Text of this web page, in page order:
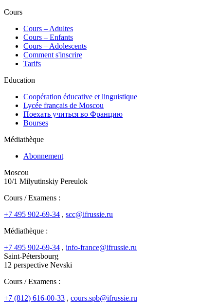
Cours
Сours – Adultes
Cours – Enfants
Cours – Adolescents
Comment s'inscrire
Tarifs
Education
Coopération éducative et linguistique
Lycée français de Moscou
Поехать учиться во Францию
Bourses
Médiathèque
Abonnement
Moscou
10/1 Milyutinskiy Pereulok
Cours / Examens :
+7 495 902-69-34 , scc@ifrussie.ru
Médiathèque :
+7 495 902-69-34 , info-france@ifrussie.ru
Saint-Pétersbourg
12 perspective Nevski
Cours / Examens :
+7 (812) 616-00-33 , cours.spb@ifrussie.ru